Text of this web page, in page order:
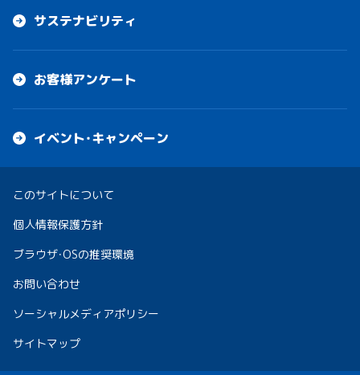
サステナビリティ
お客様アンケート
イベント・キャンペーン
このサイトについて
個人情報保護方針
ブラウザ・OSの推奨環境
お問い合わせ
ソーシャルメディアポリシー
サイトマップ